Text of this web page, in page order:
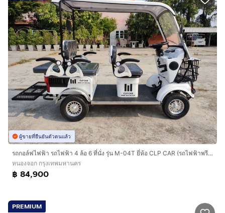
ผู้ขายที่ยืนยันตัวตนแล้ว
รถกอล์ฟไฟฟ้า รถไฟฟ้า 4 ล้อ 6 ที่นั่ง รุ่น M-04T ยี่ห้อ CLP CAR (รถไฟฟ้าพรีเมี่ยม)
หนองจอก กรุงเทพมหานคร
฿ 84,900
PREMIUM